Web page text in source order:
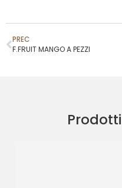
PREC
F.FRUIT MANGO A PEZZI